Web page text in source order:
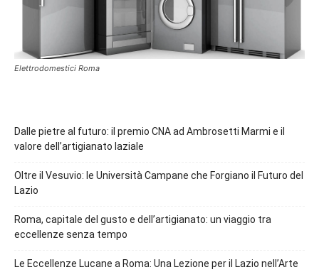
Elettrodomestici Roma
Dalle pietre al futuro: il premio CNA ad Ambrosetti Marmi e il
valore dell’artigianato laziale
Oltre il Vesuvio: le Università Campane che Forgiano il Futuro del
Lazio
Roma, capitale del gusto e dell’artigianato: un viaggio tra
eccellenze senza tempo
Le Eccellenze Lucane a Roma: Una Lezione per il Lazio nell’Arte